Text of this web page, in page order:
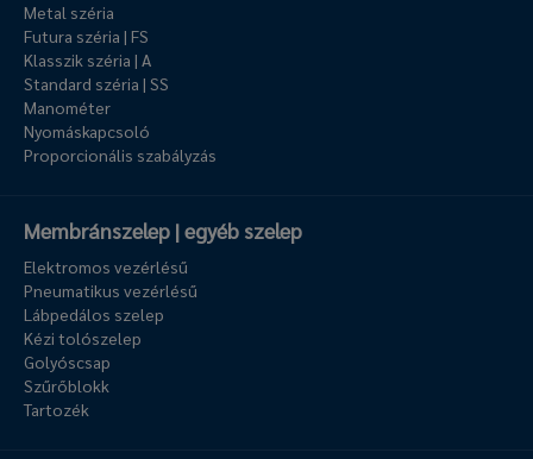
Metal széria
Futura széria | FS
Klasszik széria | A
Standard széria | SS
Manométer
Nyomáskapcsoló
Proporcionális szabályzás
Membránszelep | egyéb szelep
Elektromos vezérlésű
Pneumatikus vezérlésű
Lábpedálos szelep
Kézi tolószelep
Golyóscsap
Szűrőblokk
Tartozék